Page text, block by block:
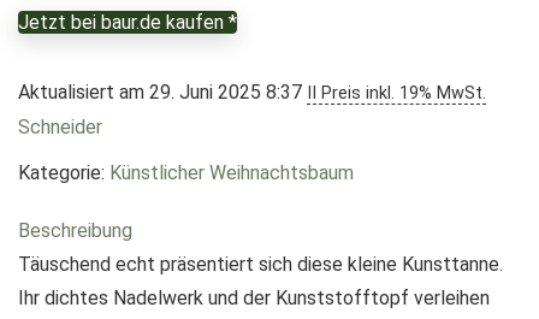
Jetzt bei baur.de kaufen *
Aktualisiert am 29. Juni 2025 8:37 II Preis inkl. 19% MwSt.
Schneider
Kategorie: Künstlicher Weihnachtsbaum
Beschreibung
Täuschend echt präsentiert sich diese kleine Kunsttanne.
Ihr dichtes Nadelwerk und der Kunststofftopf verleihen